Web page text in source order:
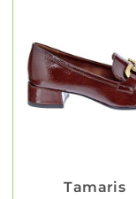
Tamaris